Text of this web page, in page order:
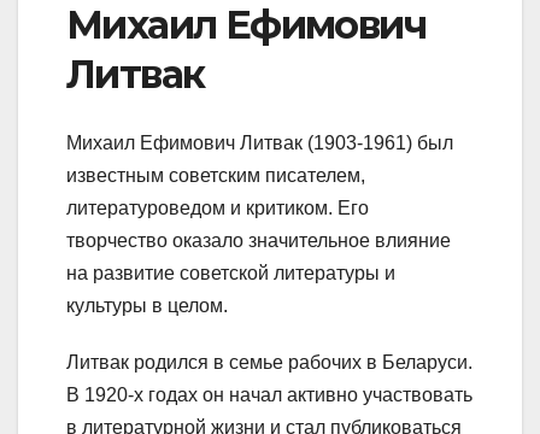
Михаил Ефимович
Литвак
Михаил Ефимович Литвак (1903-1961) был
известным советским писателем,
литературоведом и критиком. Его
творчество оказало значительное влияние
на развитие советской литературы и
культуры в целом.
Литвак родился в семье рабочих в Беларуси.
В 1920-х годах он начал активно участвовать
в литературной жизни и стал публиковаться